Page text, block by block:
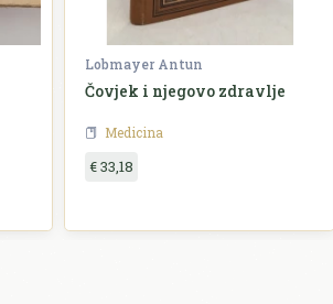
Lobmayer Antun
Čovjek i njegovo zdravlje
Medicina
€ 33,18